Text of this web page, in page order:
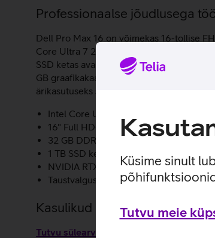
Küsime sinult
Tutvu meie
Lisainfo
Professionaalse jõudlusega
Dell Pro Max 16 on võimekas 16-tollise
Core Ultra 7 265H protsessor, mida
SSD ketas avab failid ja rakendused
GB graafikakaart, mis pakub
ärikasutuseks sobiv ning pakub
Intel Core Ultra 7 265H protsessor.
16" Full HD+ (1920 x 1200 pikslit)
32 GB DDR5 5600 MHz põhimälu.
1 TB SSD ketas.
NVIDIA RTX PRO 500 Blackwell 6 GB
Taustvalgustusega klaviatuur.
Kasulikud lingid
Tutvu sülearvuti Dell Pro Max 16